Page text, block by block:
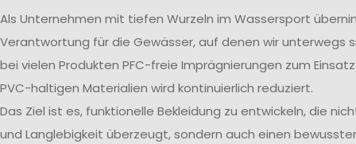
Als Unternehmen mit tiefen Wurzeln im Wassersport
Verantwortung für die Gewässer, auf denen wir unterwegs
bei vielen Produkten PFC-freie Imprägnierungen zum
PVC-haltigen Materialien wird kontinuierlich reduziert.
Das Ziel ist es, funktionelle Bekleidung zu entwickeln, die
und Langlebigkeit überzeugt, sondern auch einen